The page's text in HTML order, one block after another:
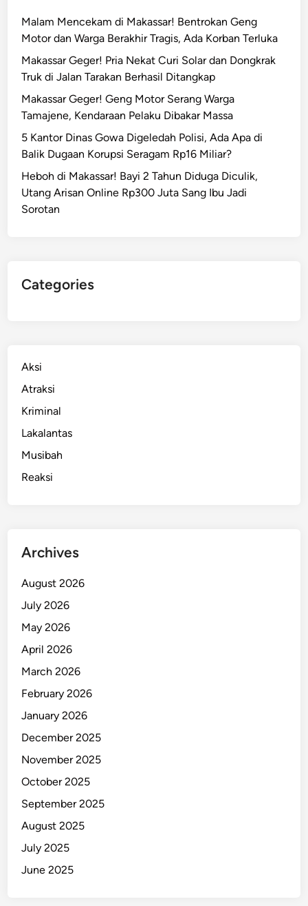
Malam Mencekam di Makassar! Bentrokan Geng
Motor dan Warga Berakhir Tragis, Ada Korban Terluka
Makassar Geger! Pria Nekat Curi Solar dan Dongkrak
Truk di Jalan Tarakan Berhasil Ditangkap
Makassar Geger! Geng Motor Serang Warga
Tamajene, Kendaraan Pelaku Dibakar Massa
5 Kantor Dinas Gowa Digeledah Polisi, Ada Apa di
Balik Dugaan Korupsi Seragam Rp16 Miliar?
Heboh di Makassar! Bayi 2 Tahun Diduga Diculik,
Utang Arisan Online Rp300 Juta Sang Ibu Jadi
Sorotan
Categories
Aksi
Atraksi
Kriminal
Lakalantas
Musibah
Reaksi
Archives
August 2026
July 2026
May 2026
April 2026
March 2026
February 2026
January 2026
December 2025
November 2025
October 2025
September 2025
August 2025
July 2025
June 2025